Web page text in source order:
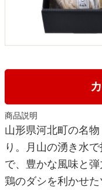
商品説明
山形県河北町の名
り。月山の湧き水
で、豊かな風味と
鶏のダシを利かせ